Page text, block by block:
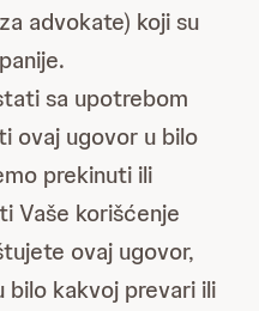
advokate) koji su
sa upotrebom
ovaj ugovor u bilo
prekinuti ili
Vaše korišćenje
ovaj ugovor,
kakvoj prevari ili